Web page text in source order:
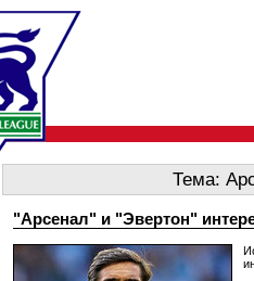
Тема:
"Арсенал" и "Эвертон"